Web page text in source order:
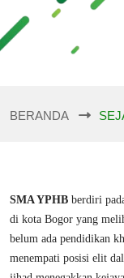
BERANDA
SMA YPHB berdiri
di kota Bogor yang
belum ada pendidikan
menempati posisi elit